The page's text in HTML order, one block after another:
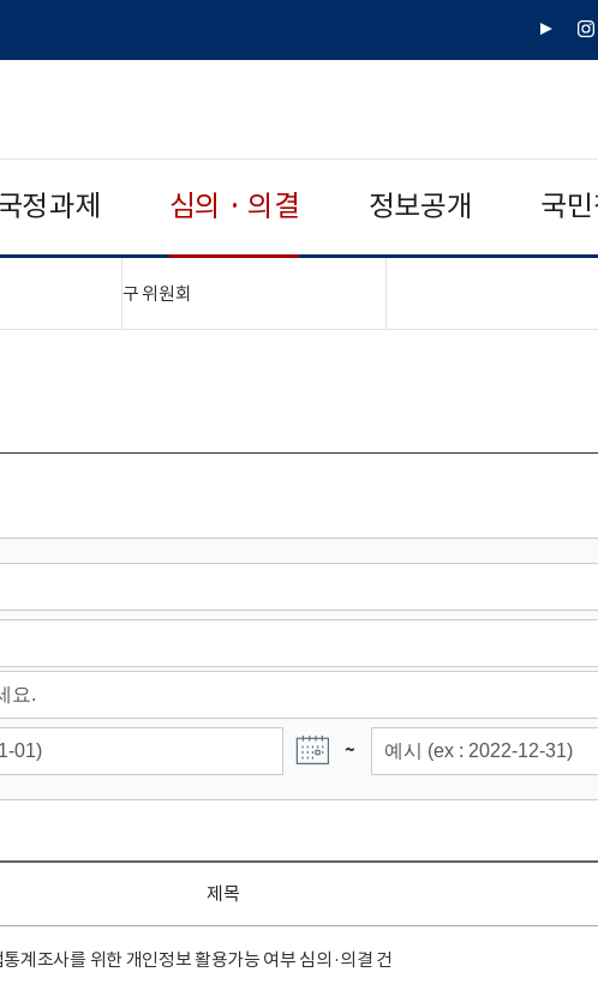
유
인
정과제 심의 · 의결 정보공개 국
구 위원회
~
제목
계조사를 위한 개인정보 활용가능 여부 심의·의결 건